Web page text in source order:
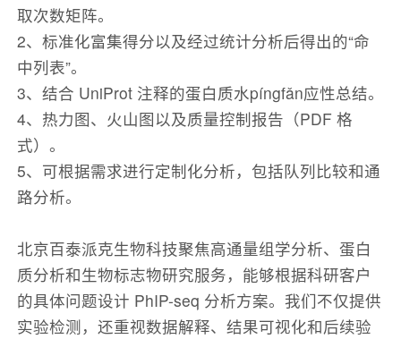
取次数矩阵。
2、标准化富集得分以及经过统计分析后得出的“命
中列表”。
3、结合 UniProt 注释的蛋白质水píngfǎn应性总结。
4、热力图、火山图以及质量控制报告（PDF 格
式）。
5、可根据需求进行定制化分析，包括队列比较和通
路分析。
北京百泰派克生物科技聚焦高通量组学分析、蛋白
质分析和生物标志物研究服务，能够根据科研客户
的具体问题设计 PhIP-seq 分析方案。我们不仅提供
实验检测，还重视数据解释、结果可视化和后续验